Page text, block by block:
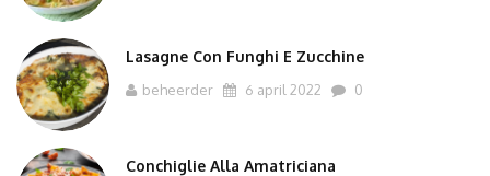
Lasagne Con Funghi E Zucchine
beheerder 6 april 2022 0
Conchiglie Alla Amatriciana